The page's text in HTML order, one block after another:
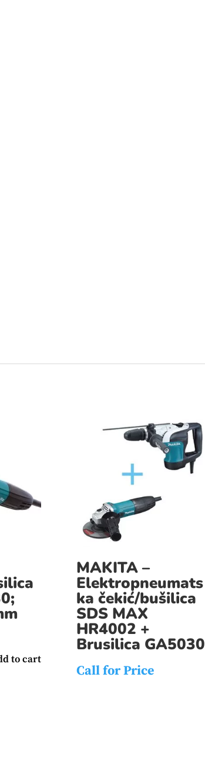
to cart
MAKITA –
Elektropneumats
ka čekić/bušilica
SDS MAX
HR4002 +
Brusilica GA5030
Call for Price